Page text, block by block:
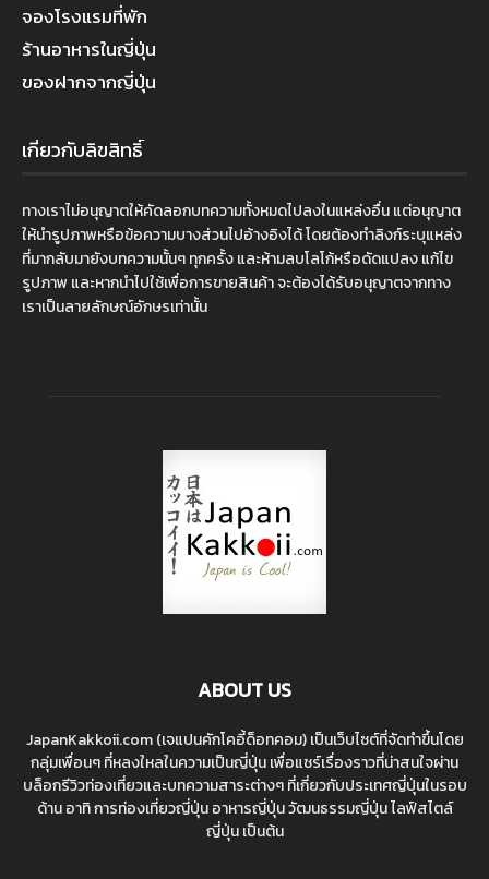
จองโรงแรมที่พัก
ร้านอาหารในญี่ปุ่น
ของฝากจากญี่ปุ่น
เกี่ยวกับลิขสิทธิ์
ทางเราไม่อนุญาตให้คัดลอกบทความทั้งหมดไปลงในแหล่งอื่น แต่อนุญาต
ให้นำรูปภาพหรือข้อความบางส่วนไปอ้างอิงได้ โดยต้องทำลิงก์ระบุแหล่ง
ที่มากลับมายังบทความนั้นๆ ทุกครั้ง และห้ามลบโลโก้หรือดัดแปลง แก้ไข
รูปภาพ และหากนำไปใช้เพื่อการขายสินค้า จะต้องได้รับอนุญาตจากทาง
เราเป็นลายลักษณ์อักษรเท่านั้น
ABOUT US
JapanKakkoii.com (เจแปนคักโคอี้ด็อทคอม) เป็นเว็บไซต์ที่จัดทำขึ้นโดย
กลุ่มเพื่อนๆ ที่หลงใหลในความเป็นญี่ปุ่น เพื่อแชร์เรื่องราวที่น่าสนใจผ่าน
บล็อกรีวิวท่องเที่ยวและบทความสาระต่างๆ ที่เกี่ยวกับประเทศญี่ปุ่นในรอบ
ด้าน อาทิ การท่องเที่ยวญี่ปุ่น อาหารญี่ปุ่น วัฒนธรรมญี่ปุ่น ไลฟ์สไตล์
ญี่ปุ่น เป็นต้น